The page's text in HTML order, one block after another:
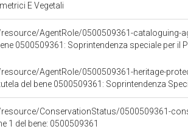
E Vegetali
AgentRole/0500509361-cataloguing-
0500509361: Soprintendenza speciale per il
AgentRole/0500509361-heritage-
bene 0500509361: Soprintendenza Speciale per il Patrimonio
ConservationStatus/0500509361-
1 del bene: 0500509361